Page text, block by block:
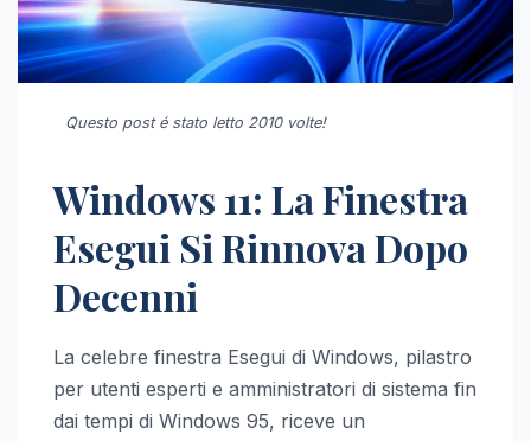
Questo post é stato letto 2010 volte!
Windows 11: La Finestra
Esegui Si Rinnova Dopo
Decenni
La celebre finestra Esegui di Windows, pilastro
per utenti esperti e amministratori di sistema fin
dai tempi di Windows 95, riceve un